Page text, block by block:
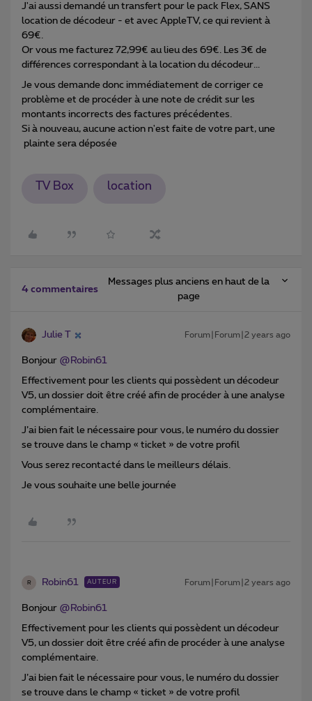
J'ai aussi demandé un transfert pour le pack Flex, SANS
location de décodeur - et avec AppleTV, ce qui revient à
69€.
Or vous me facturez 72,99€ au lieu des 69€. Les 3€ de
différences correspondant à la location du décodeur...
Je vous demande donc immédiatement de corriger ce
problème et de procéder à une note de crédit sur les
montants incorrects des factures précédentes.
Si à nouveau, aucune action n'est faite de votre part, une
plainte sera déposée
TV Box location
4 commentaires
Messages plus anciens en haut de la
page
Julie T Forum|Forum|2 years ago
Bonjour @Robin61
Effectivement pour les clients qui possèdent un décodeur
V5, un dossier doit être créé afin de procéder à une analyse
complémentaire.
J’ai bien fait le nécessaire pour vous, le numéro du dossier
se trouve dans le champ « ticket » de votre profil
Vous serez recontacté dans le meilleurs délais.
Je vous souhaite une belle journée
R Robin61 AUTEUR Forum|Forum|2 years ago
Bonjour @Robin61
Effectivement pour les clients qui possèdent un décodeur
V5, un dossier doit être créé afin de procéder à une analyse
complémentaire.
J’ai bien fait le nécessaire pour vous, le numéro du dossier
se trouve dans le champ « ticket » de votre profil